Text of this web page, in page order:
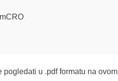
u .pdf formatu na ovom